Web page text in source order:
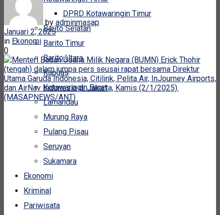
DPRD Kotawaringin Timur
Barito Selatan
Barito Timur
Barito Utara
Kapuas
Kotawaringin Barat
Lamandau
Murung Raya
Pulang Pisau
Seruyan
Sukamara
Ekonomi
Kriminal
Pariwisata
by adminmasap
Januari 2, 2025
in Ekonomi
0